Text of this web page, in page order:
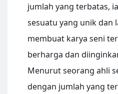
jumlah yang terbatas,
sesuatu yang unik dan
membuat karya seni
berharga dan
Menurut seorang ahli
dengan jumlah yang